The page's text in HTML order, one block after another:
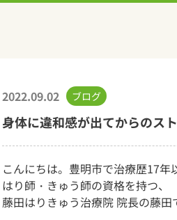
2022.09.02 ブログ
身体に違和感が出てからのス
こんにちは。豊明市で治療歴17年
はり師・きゅう師の資格を持つ、
藤田はりきゅう治療院 院長の藤田